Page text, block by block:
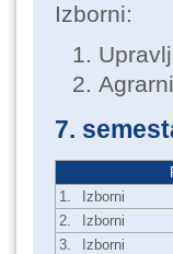
Izborni:
7.
1.
Izborni
2.
Izborni
3.
Izborni